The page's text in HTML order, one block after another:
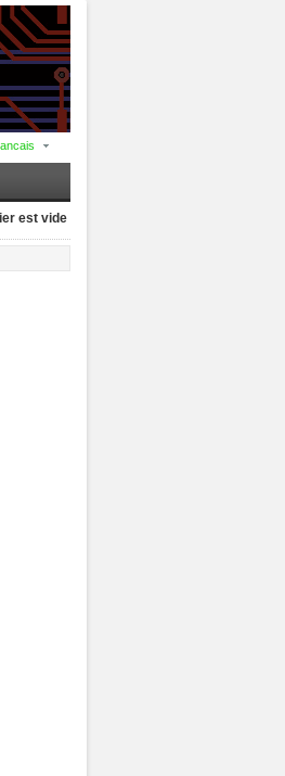
est vide